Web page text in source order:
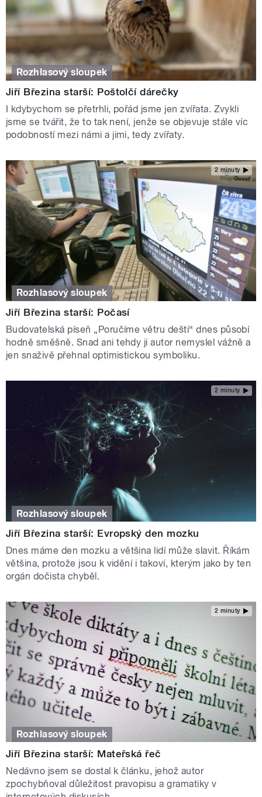
Rozhlasový sloupek
Jiří Březina starší: Poštolčí dárečky
I kdybychom se přetrhli, pořád jsme jen zvířata. Zvykli
jsme se tvářit, že to tak není, jenže se objevuje stále víc
podobností mezi námi a jimi, tedy zvířaty.
2 minuty
Rozhlasový sloupek
Jiří Březina starší: Počasí
Budovatelská píseň „Poručíme větru dešti“ dnes působí
hodně směšně. Snad ani tehdy ji autor nemyslel vážně a
jen snaživě přehnal optimistickou symboliku.
2 minuty
Rozhlasový sloupek
Jiří Březina starší: Evropský den mozku
Dnes máme den mozku a většina lidí může slavit. Říkám
většina, protože jsou k vidění i takoví, kterým jako by ten
orgán dočista chyběl.
2 minuty
Rozhlasový sloupek
Jiří Březina starší: Mateřská řeč
Nedávno jsem se dostal k článku, jehož autor
zpochybňoval důležitost pravopisu a gramatiky v